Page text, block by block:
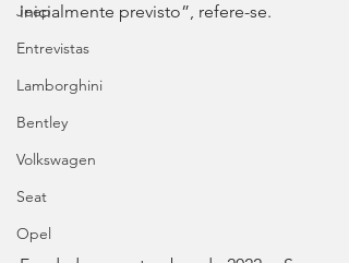
Jeep
Entrevistas
Lamborghini
Bentley
Volkswagen
Seat
Opel
inicialmente previsto”, refere-se.